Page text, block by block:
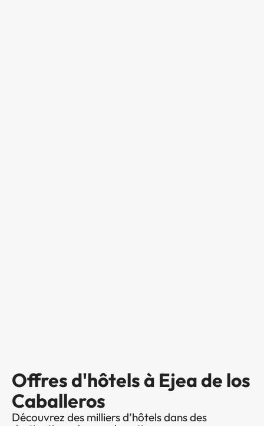
Offres d'hôtels à Ejea de los
Caballeros
Découvrez des milliers d’hôtels dans des